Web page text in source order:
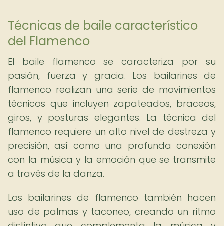
Técnicas de baile característico
del Flamenco
El baile flamenco se caracteriza por su
pasión, fuerza y ​​gracia. Los bailarines de
flamenco realizan una serie de movimientos
técnicos que incluyen zapateados, braceos,
giros, y posturas elegantes. La técnica del
flamenco requiere un alto nivel de destreza y
precisión, así como una profunda conexión
con la música y la emoción que se transmite
a través de la danza.
Los bailarines de flamenco también hacen
uso de palmas y taconeo, creando un ritmo